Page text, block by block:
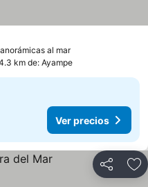
al marVer precios
km de: Ayampe
Ver precios
Compartir